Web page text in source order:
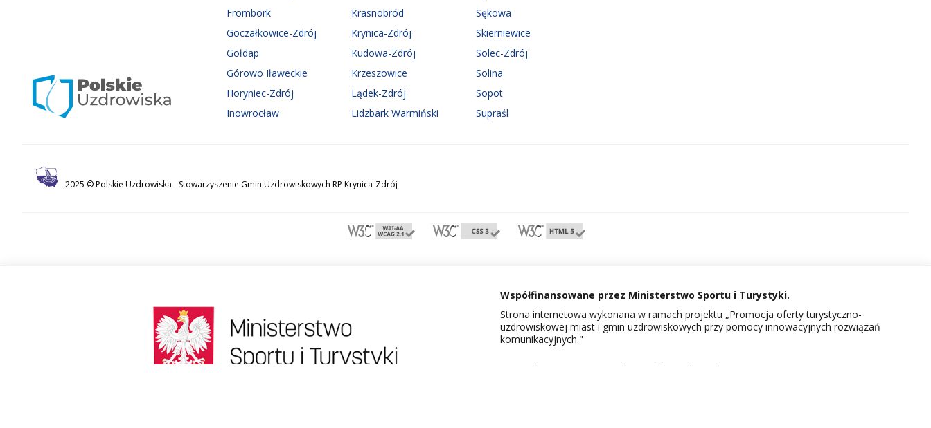
Frombork
Goczałkowice-Zdrój
Gołdap
Górowo Iławeckie
Horyniec-Zdrój
Inowrocław
Krasnobród
Krynica-Zdrój
Kudowa-Zdrój
Krzeszowice
Lądek-Zdrój
Lidzbark Warmiński
Sękowa
Skierniewice
Solec-Zdrój
Solina
Sopot
Supraśl
2025 © Polskie Uzdrowiska - Stowarzyszenie Gmin Uzdrowiskowych RP Krynica-Zdrój
Współfinansowane przez Ministerstwo Sportu i Turystyki.
Strona internetowa wykonana w ramach projektu „Promocja oferty turystyczno-
uzdrowiskowej miast i gmin uzdrowiskowych przy pomocy innowacyjnych rozwiązań
komunikacyjnych."
Dowiedz się więcej o projekcie Polskie Uzdrowiska.